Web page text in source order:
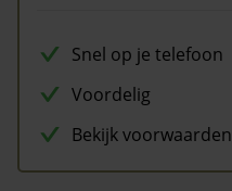
Snel op je telefoon
Voordelig
Bekijk voorwaarden